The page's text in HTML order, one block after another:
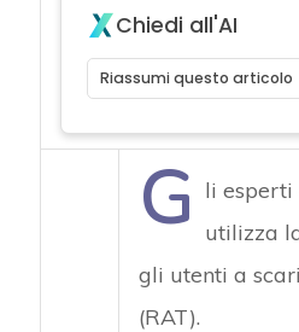
Chiedi all'AI
Riassumi questo articolo
G
li
utilizza
gli utenti a
(RAT).